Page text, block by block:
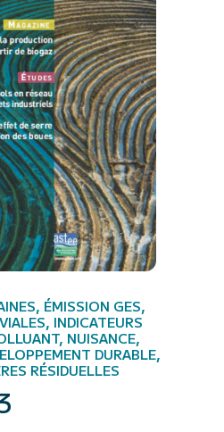
ÉMISSION GES,
INDICATEURS
NUISANCE,
DURABLE,
RÉSIDUELLES